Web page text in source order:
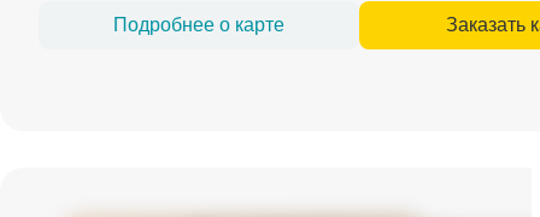
Подробнее о карте Заказать